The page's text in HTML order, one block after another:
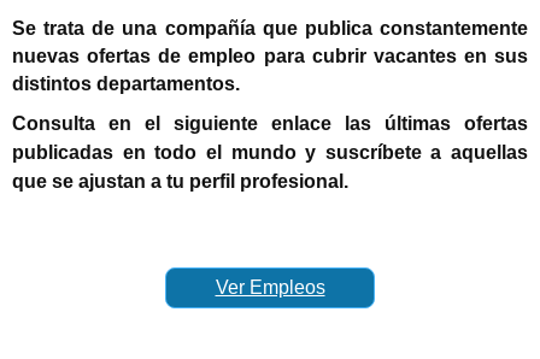
Se trata de una compañía que publica constantemente
nuevas ofertas de empleo para cubrir vacantes en sus
distintos departamentos.
Consulta en el siguiente enlace las últimas ofertas
publicadas en todo el mundo y suscríbete a aquellas
que se ajustan a tu perfil profesional.
Ver Empleos